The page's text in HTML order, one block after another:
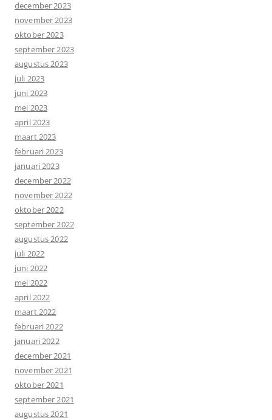
december 2023
november 2023
oktober 2023
september 2023
augustus 2023
juli 2023
juni 2023
mei 2023
april 2023
maart 2023
februari 2023
januari 2023
december 2022
november 2022
oktober 2022
september 2022
augustus 2022
juli 2022
juni 2022
mei 2022
april 2022
maart 2022
februari 2022
januari 2022
december 2021
november 2021
oktober 2021
september 2021
augustus 2021